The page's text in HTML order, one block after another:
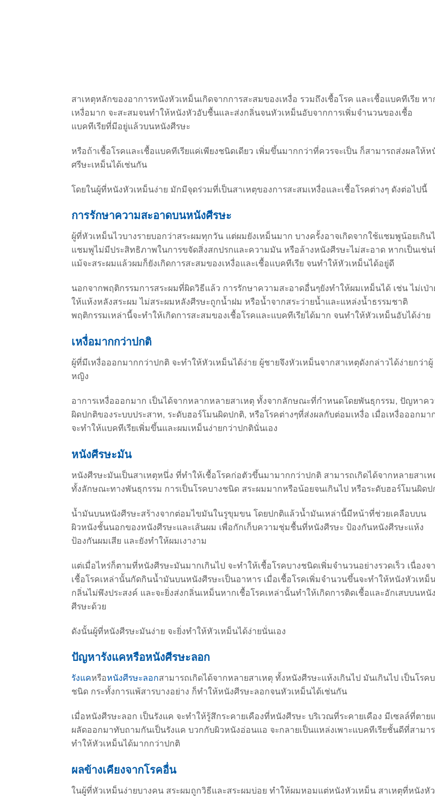
สาเหตุหลักของอาการหนังหัวเหม็นเกิดจากการสะสมของเหงื่อ รวมถึงเชื้อโรค และเชื้อแบคทีเรีย ห
เหงื่อมาก จะสะสมจนทำให้หนังหัวอับชื้นและส่งกลิ่นจนหัวเหม็นอับจากการเพิ่มจำนวนของเชื้อ
แบคทีเรียที่มีอยู่แล้วบนหนังศีรษะ
หรือถ้าเชื้อโรคและเชื้อแบคทีเรียแค่เพียงชนิดเดียว เพิ่มขึ้นมากกว่าที่ควรจะเป็น ก็สามารถส่งผลให้ห
ศรีษะเหม็นได้เช่นกัน
โดยในผู้ที่หนังหัวเหม็นง่าย มักมีจุดร่วมที่เป็นสาเหตุของการสะสมเหงื่อและเชื้อโรคต่างๆ ดังต่อไปนี้
การรักษาความสะอาดบนหนังศีรษะ
ผู้ที่หัวเหม็นไวบางรายบอกว่าสระผมทุกวัน แต่ผมยังเหม็นมาก บางครั้งอาจเกิดจากใช้แชมพูน้อยเกิน
แชมพูไม่มีประสิทธิภาพในการขจัดสิ่งสกปรกและความมัน หรือล้างหนังศีรษะไม่สะอาด หากเป็นเช่น
แม้จะสระผมแล้วผมก็ยังเกิดการสะสมของเหงื่อและเชื้อแบคทีเรีย จนทำให้หัวเหม็นได้อยู่ดี
นอกจากพฤติกรรมการสระผมที่ผิดวิธีแล้ว การรักษาความสะอาดอื่นๆยังทำให้ผมเหม็นได้ เช่น ไม่เป่
ให้แห้งหลังสระผม ไม่สระผมหลังศีรษะถูกน้ำฝม หรือน้ำจากสระว่ายน้ำและแหล่งน้ำธรรมชาติ
พฤติกรรมเหล่านี้จะทำให้เกิดการสะสมของเชื้อโรคและแบคทีเรียได้มาก จนทำให้หัวเหม็นอับได้ง่าย
เหงื่อมากกว่าปกติ
ผู้ที่มีเหงื่อออกมากกว่าปกติ จะทำให้หัวเหม็นได้ง่าย ผู้ชายจึงหัวเหม็นจากสาเหตุดังกล่าวได้ง่ายกว่าผู้
หญิง
อาการเหงื่อออกมาก เป็นได้จากหลากหลายสาเหตุ ทั้งจากลักษณะที่กำหนดโดยพันธุกรรม, ปัญหาค
ผิดปกติของระบบประสาท, ระดับฮอร์โมนผิดปกติ, หรือโรคต่างๆที่ส่งผลกับต่อมเหงื่อ เมื่อเหงื่อออกมา
จะทำให้แบคทีเรียเพิ่มขึ้นและผมเหม็นง่ายกว่าปกตินั่นเอง
หนังศีรษะมัน
หนังศีรษะมันเป็นสาเหตุหนึ่ง ที่ทำให้เชื้อโรคก่อตัวขึ้นมามากกว่าปกติ สามารถเกิดได้จากหลายสาเห
ทั้งลักษณะทางพันธุกรรม การเป็นโรคบางชนิด สระผมมากหรือน้อยจนเกินไป หรือระดับฮอร์โมนผิดป
น้ำมันบนหนังศีรษะสร้างจากต่อมไขมันในรูขุมขน โดยปกติแล้วน้ำมันเหล่านี้มีหน้าที่ช่วยเคลือบบน
ผิวหนังชั้นนอกของหนังศีรษะและเส้นผม เพื่อกักเก็บความชุ่มชื้นที่หนังศีรษะ ป้องกันหนังศีรษะแห้ง
ป้องกันผมเสีย และยังทำให้ผมเงางาม
แต่เมื่อไหร่ก็ตามที่หนังศีรษะมันมากเกินไป จะทำให้เชื้อโรคบางชนิดเพิ่มจำนวนอย่างรวดเร็ว เนื่องจ
เชื้อโรคเหล่านั้นกัดกินน้ำมันบนหนังศีรษะเป็นอาหาร เมื่อเชื้อโรคเพิ่มจำนวนขึ้นจะทำให้หนังหัวเหม็
กลิ่นไม่พึงประสงค์ และจะยิ่งส่งกลิ่นเหม็นหากเชื้อโรคเหล่านั้นทำให้เกิดการติดเชื้อและอักเสบบนหนั
ศีรษะด้วย
ดังนั้นผู้ที่หนังศีรษะมันง่าย จะยิ่งทำให้หัวเหม็นได้ง่ายนั่นเอง
ปัญหารังแคหรือหนังศีรษะลอก
รังแคหรือหนังศีรษะลอกสามารถเกิดได้จากหลายสาเหตุ ทั้งหนังศีรษะแห้งเกินไป มันเกินไป เป็นโรค
ชนิด กระทั้งการแพ้สารบางอย่าง ก็ทำให้หนังศีรษะลอกจนหัวเหม็นได้เช่นกัน
เมื่อหนังศีรษะลอก เป็นรังแค จะทำให้รู้สึกระคายเคืองที่หนังศีรษะ บริเวณที่ระคายเคือง มีเซลล์ที่ตาย
ผลัดออกมาทับถามกันเป็นรังแค บวกกับผิวหนังอ่อนแอ จะกลายเป็นแหล่งเพาะแบคทีเรียชั้นดีที่สามา
ทำให้หัวเหม็นได้มากกว่าปกติ
ผลข้างเคียงจากโรคอื่น
ในผู้ที่หัวเหม็นง่ายบางคน สระผมถูกวิธีและสระผมบ่อย ทำให้ผมหอมแต่หนังหัวเหม็น สาเหตุที่หนังหั